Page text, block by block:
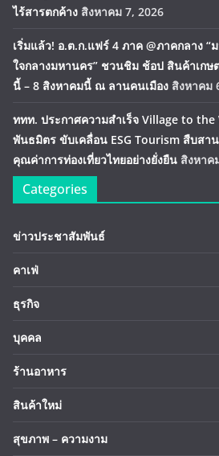
ไร้สารตกค้าง สิงหาคม 7, 2026
เริ่มแล้ว! อ.ต.ก.แฟร์ 4 ภาค @ภาคกลาง “
ใจกลางมหานคร” ชวนชิม ช้อป สินค้าเก
นี้ – 8 สิงหาคมนี้ ณ ลานคนเมือง สิงหาคม
ททท. ประกาศความสำเร็จ Village to
พันธมิตร ขับเคลื่อน ESG Tourism สืบส
คุณค่าการท่องเที่ยวไทยอย่างยั่งยืน สิงหาค
Categories
ข่าวประชาสัมพันธ์
คาเฟ่
ธุรกิจ
บุคคล
ร้านอาหาร
สินค้าใหม่
สุขภาพ – ความงาม